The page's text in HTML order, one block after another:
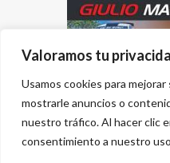
Valoramos tu
Usamos cookies para
mostrarle anuncios o
nuestro tráfico. Al hacer clic
consentimiento a nuestro